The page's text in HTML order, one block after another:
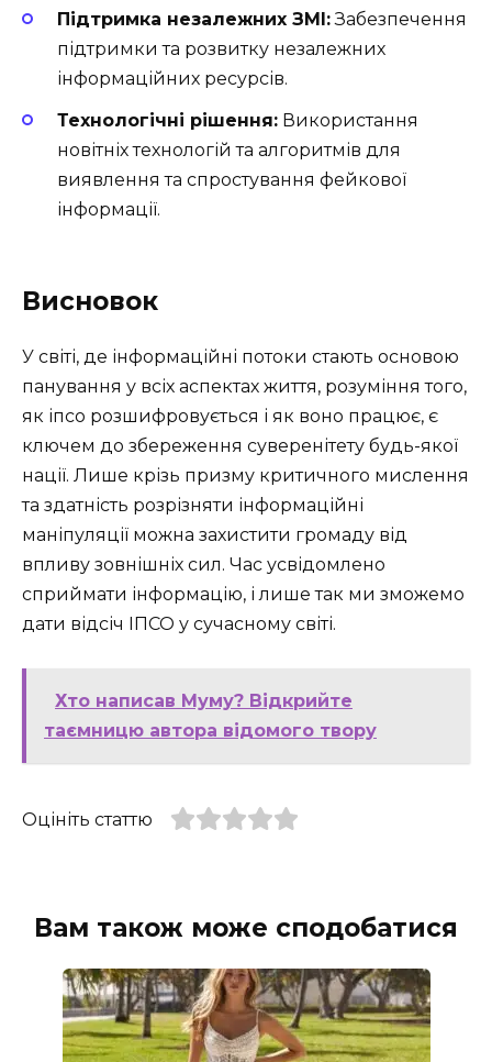
Підтримка незалежних ЗМІ:Забезпечення
підтримки та розвитку незалежних
інформаційних ресурсів.
Технологічні рішення: Використання
новітніх технологій та алгоритмів для
виявлення та спростування фейкової
інформації.
Висновок
У світі, де інформаційні потоки стають основою
панування у всіх аспектах життя, розуміння того,
як іпсо розшифровується і як воно працює, є
ключем до збереження суверенітету будь-якої
нації. Лише крізь призму критичного мислення
та здатність розрізняти інформаційні
маніпуляції можна захистити громаду від
впливу зовнішніх сил. Час усвідомлено
сприймати інформацію, і лише так ми зможемо
дати відсіч ІПСО у сучасному світі.
Хто написав Муму? Відкрийте
таємницю автора відомого твору
Оцініть статтю
Вам також може сподобатися